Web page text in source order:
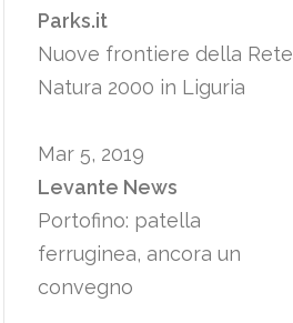
Parks.it
Nuove frontiere della Rete
Natura 2000 in Liguria
Mar 5, 2019
Levante News
Portofino: patella
ferruginea, ancora un
convegno